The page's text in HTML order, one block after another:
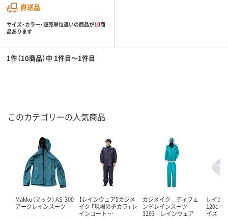
直送品
サイズ・カラー・販売単位違いの商品が10商
品あります
1件（10商品）中 1件目～1件目
このカテゴリーの人気商品
Makku（マック） AS-300
アークレインスーツ
【レインウェア】カジメ
イク 「現場のチカラ」 レ
インコート …
カジメイク ディフェ
ンドレインスーツ
3293 レインウェア
レイ
120cm
イズ 1